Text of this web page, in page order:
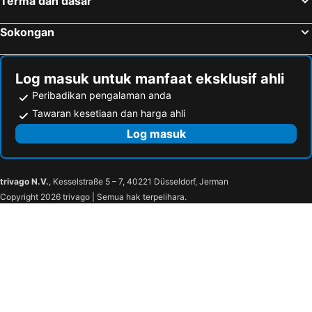
Hotel Traveller
Sokongan
Log masuk untuk manfaat eksklusif ahli
Peribadikan pengalaman anda
Tawaran kesetiaan dan harga ahli
Log masuk
trivago N.V., Kesselstraße 5 – 7, 40221 Düsseldorf, Jerman
Copyright 2026 trivago | Semua hak terpelihara.